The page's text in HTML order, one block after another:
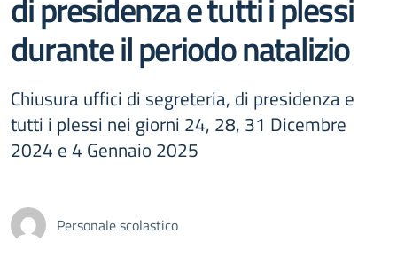
durante il periodo natalizio
Chiusura uffici di segreteria, di presidenza e
tutti i plessi nei giorni 24, 28, 31 Dicembre
2024 e 4 Gennaio 2025
Personale scolastico